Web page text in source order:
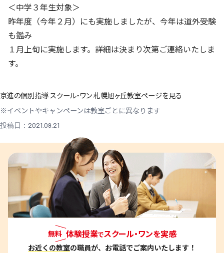
＜中学３年生対象＞
昨年度（今年２月）にも実施しましたが、今年は道外受験
も鑑み
１月上旬に実施します。詳細は決まり次第ご連絡いたしま
す。
京進の個別指導 スクール・ワン 札幌旭ヶ丘教室ページを見る
※イベントやキャンペーンは教室ごとに異なります
投稿日：2021.09.21
無料 体験授業でスクール・ワンを実感
お近くの教室の職員が、お電話でご案内いたします！